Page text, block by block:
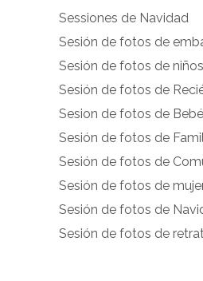
facebook.com
en
Facebook
instagram.com
en
Instagram
Sessiones de Navidad
Sesión de fotos de
Sesión de fotos de niños
Sesión de fotos de
Sesion de fotos de Bebé
Sesión de fotos de
Sesión de fotos de
Sesión de fotos de
Sesión de fotos de
Sesión de fotos de